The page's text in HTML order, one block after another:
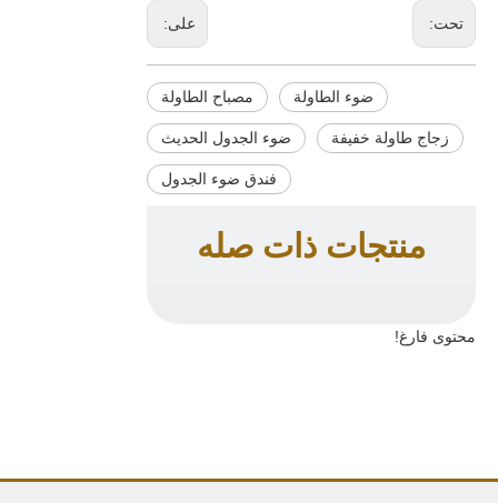
على: تحت:
مصباح الطاولة ضوء الطاولة
ضوء الجدول الحديث زجاج طاولة خفيفة
فندق ضوء الجدول
منتجات ذات صله
محتوى فارغ!